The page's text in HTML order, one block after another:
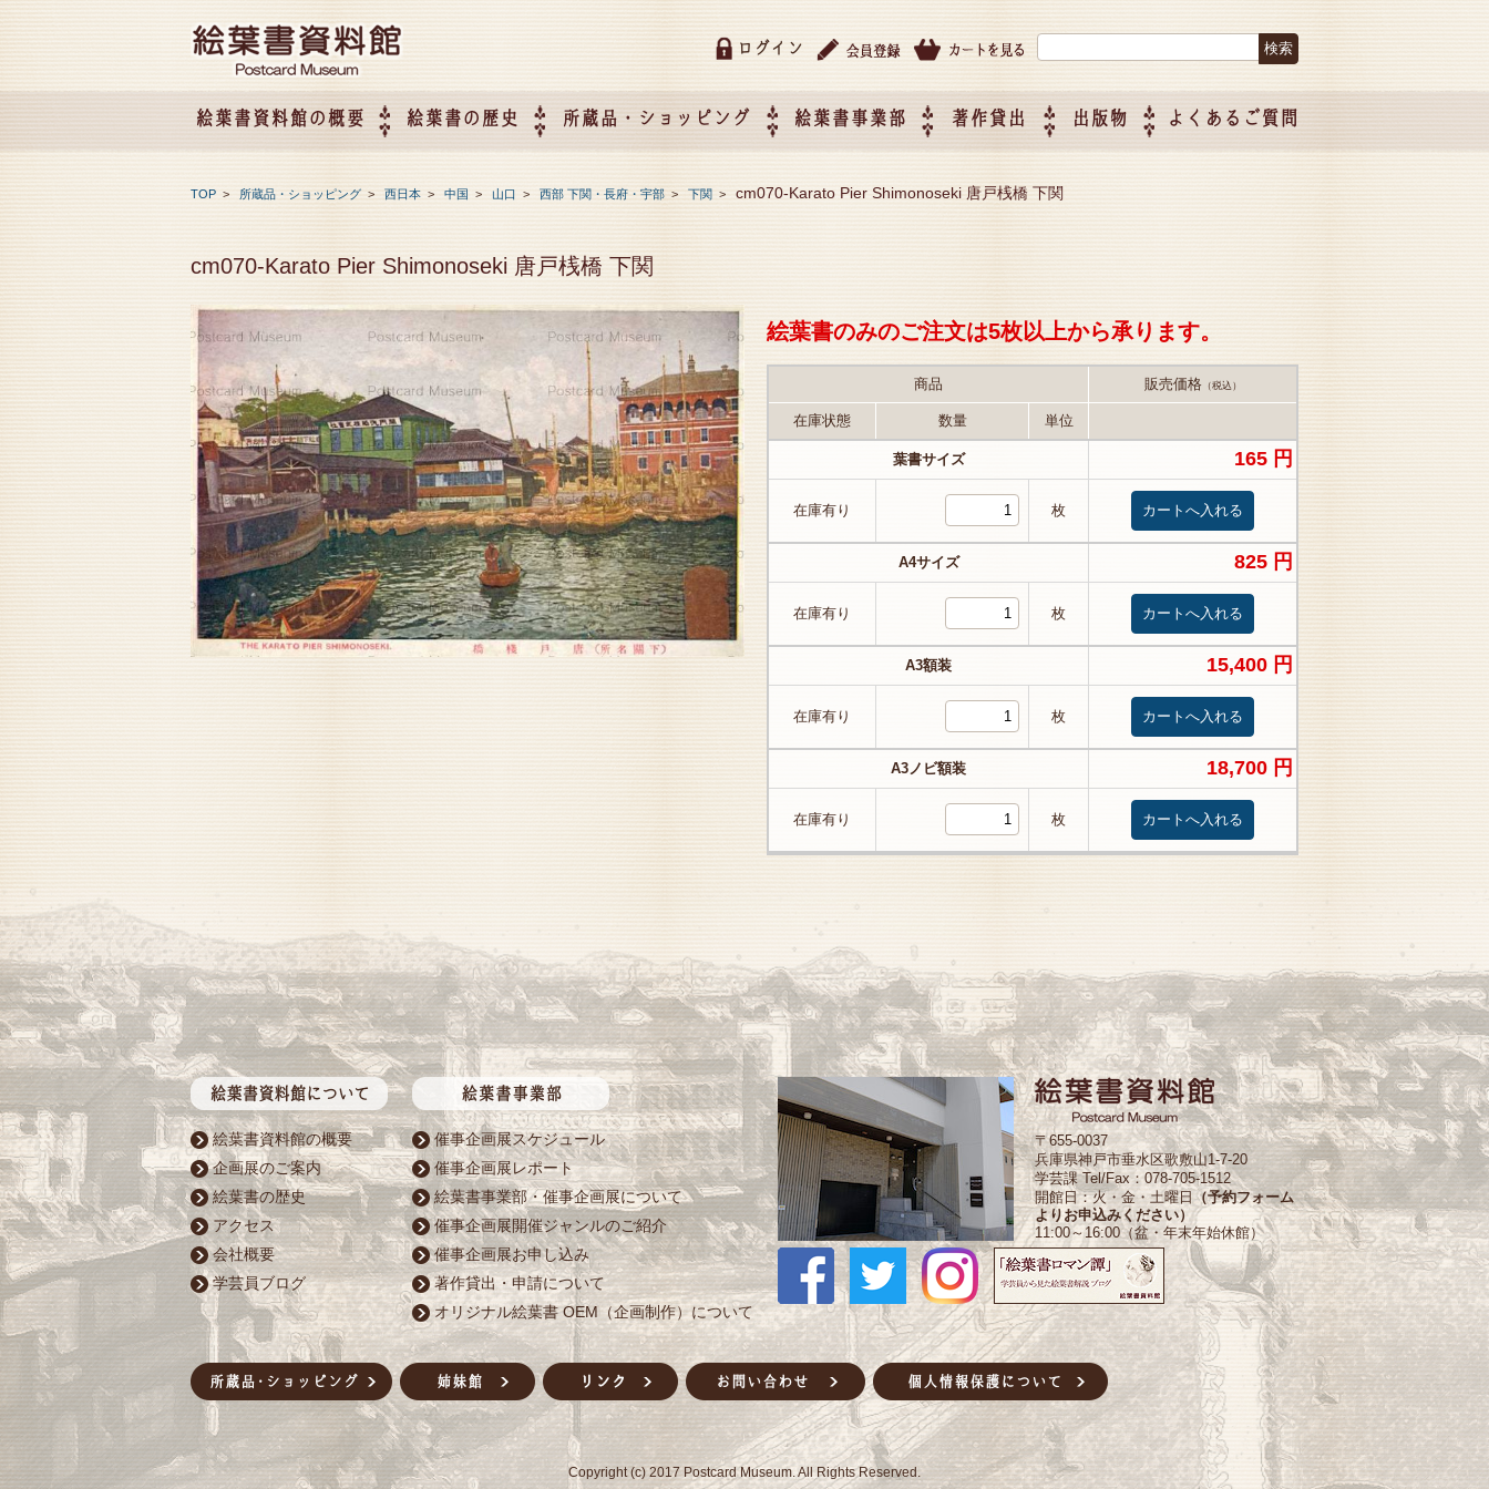
ログイン
絵葉書資料館の概要 絵葉書の歴史 所蔵品・ショッピング 絵葉書事業部
て
作）について
著作貸出 出版物 よくあるご質問
TOP > 所蔵品・ショッピング > 西日本 > 中国 > 山口 > 西部 下関・長府・宇部 > 下関 > cm070-Karato Pier Shimonoseki 唐戸桟橋 下関
cm070-Karato Pier Shimonoseki 唐戸桟橋 下関
絵葉書のみのご注文は5枚以上から承ります。
商品 販売価格（税込）
在庫状態 数量 単位
葉書サイズ 165 円
在庫有り 枚
A4サイズ 825 円
在庫有り 枚
A3額装 15,400 円
在庫有り 枚
A3ノビ額装 18,700 円
在庫有り 枚
絵葉書資料館の概要
企画展のご案内
絵葉書の歴史
アクセス
会社概要
学芸員ブログ
催事企画展スケジュール
催事企画展レポート
絵葉書事業部・催事企画展について
催事企画展開催ジャンルのご紹介
催事企画展お申し込み
著作貸出・申請について
オリジナル絵葉書 OEM（企画制作）について
〒655-0037
兵庫県神戸市垂水区歌敷山1-7-20
学芸課 Tel/Fax：078-705-1512
開館日：火・金・土曜日 （予約フォーム
よりお申込みください）
11:00～16:00（盆・年末年始休館）
Copyright (c) 2017 Postcard Museum. All Rights Reserved.